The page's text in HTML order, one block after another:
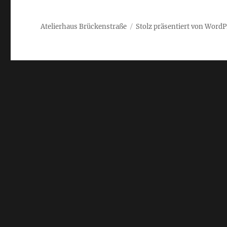
Atelierhaus Brückenstraße Stolz präsentiert von